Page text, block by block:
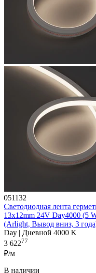
051132
Светодиодная лента
13x12mm 24V Day4000 (5
(Arlight, Вывод вниз, 3
Day | Дневной 4000 K
3 62277
₽/м
В наличии